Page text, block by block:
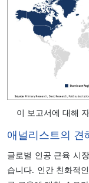
이 보고서에 대해
애널리스트의 견
글로벌 인공 근육 시
습니다. 인간 친화적